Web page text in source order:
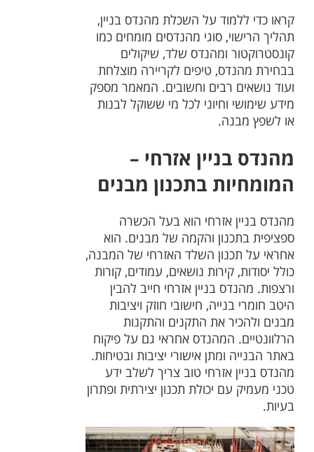
קראו כדי ללמוד על השכלת מהנדס בניין,
תהליך הרישוי, סוגי מהנדסים מומחים כמו
קונסטרוקטור ומהנדס שלד, שיקולים
בבחירת מהנדס, טיפים לקריירה מוצלחת
ועוד נושאים רבים וחשובים. המאמר מספק
מידע שימושי וחיוני לכל מי ששוקל לבנות
או לשפץ מבנה.
מהנדס בניין אזרחי –
המומחיות בתכנון מבנים
מהנדס בניין אזרחי הוא בעל הכשרה
ספציפית בתכנון והקמה של מבנים. הוא
אחראי על תכנון השלד האזרחי של המבנה,
כולל יסודות, קירות נושאים, עמודים, קורות
ורצפות. מהנדס בניין אזרחי חייב להבין
היטב חומרי בנייה, חישובי חוזק ויציבות
מבנים ולהכיר את התקנים והתקנות
הרלוונטיים. המהנדס אחראי גם על פיקוח
באתר הבנייה ומתן אישורי יציבות ובטיחות.
מהנדס בניין אזרחי טוב צריך לשלב ידע
טכני מעמיק עם יכולת תכנון יצירתית ופתרון
בעיות.